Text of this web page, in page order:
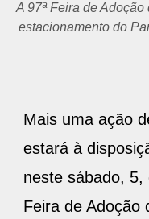
A 97ª Feira de
estacionamento do
Mais uma ação
estará à
neste sábado, 5,
Feira de Adoção